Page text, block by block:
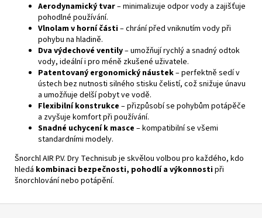
Aerodynamický tvar– minimalizuje odpor vody a zajišťuje
pohodlné používání.
Vlnolam v horní části– chrání před vniknutím vody při
pohybu na hladině.
Dva výdechové ventily– umožňují rychlý a snadný odtok
vody, ideální i pro méně zkušené uživatele.
Patentovaný ergonomický náustek– perfektně sedí v
ústech bez nutnosti silného stisku čelistí, což snižuje únavu
a umožňuje delší pobyt ve vodě.
Flexibilní konstrukce – přizpůsobí se pohybům potápěče
a zvyšuje komfort při používání.
Snadné uchycení k masce – kompatibilní se všemi
standardními modely.
Šnorchl AIR P.V. Dry Technisub je skvělou volbou pro každého, kdo
hledá kombinaci bezpečnosti, pohodlí a výkonnostipři
šnorchlování nebo potápění.